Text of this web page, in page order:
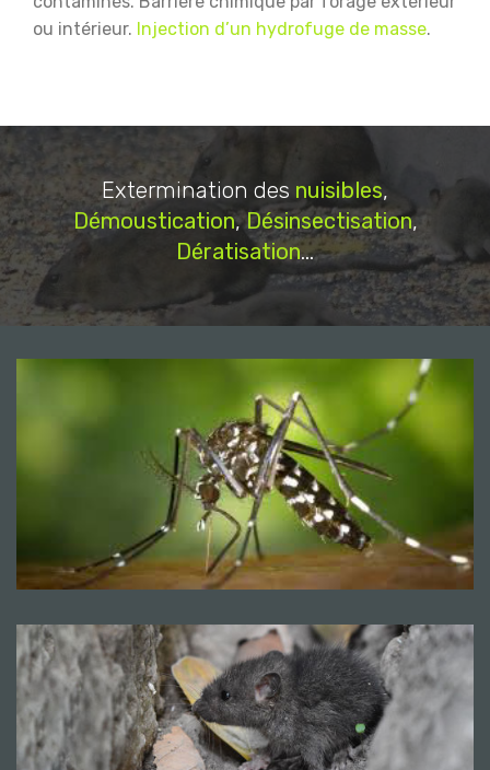
ou intérieur. Injection d’un hydrofuge de masse.
Extermination des nuisibles,
Démoustication,Désinsectisation,
Dératisation...